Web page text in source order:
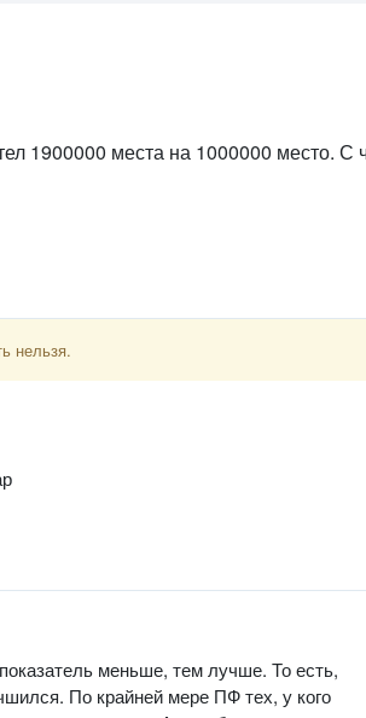
1900000 места на 1000000 место. С
нельзя.
меньше, тем лучше. То есть,
По крайней мере ПФ тех, у кого